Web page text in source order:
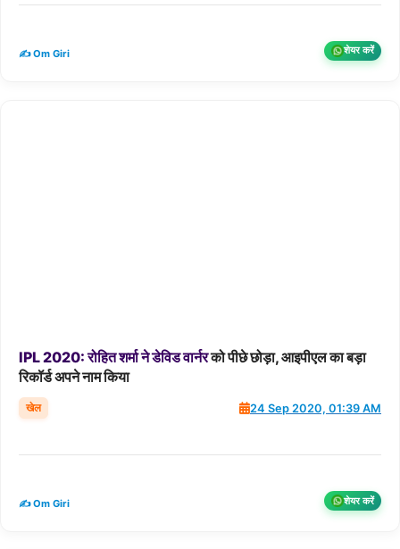
✍️ Om Giri शेयर करें
IPL2020: रोहितशर्मानेडेविडवार्नरको पीछे छोड़ा, आइपीएल का बड़ा
रिकॉर्ड अपने नाम किया
खेल 24 Sep 2020, 01:39 AM
✍️ Om Giri शेयर करें